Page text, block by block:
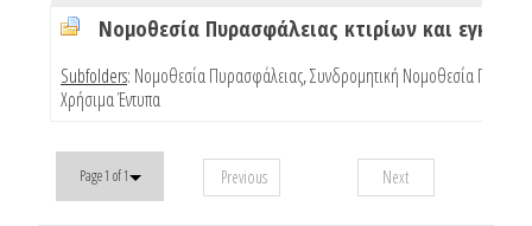
Subfolders: Νομοθεσία Πυρασφάλειας,Συνδρομητική Νομοθεσία
Χρήσιμα Έντυπα
Page 1 of 1 Previous Next